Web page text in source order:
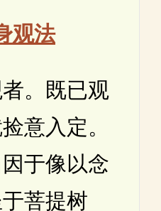
观法
既已观
意入定。
于像以念
菩提树